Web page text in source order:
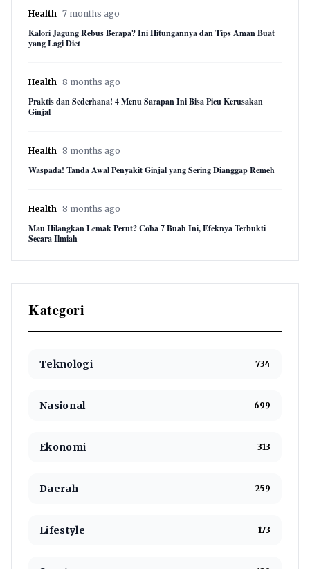
Health 7 months ago
Kalori Jagung Rebus Berapa? Ini Hitungannya dan Tips Aman Buat
yang Lagi Diet
Health 8 months ago
Praktis dan Sederhana! 4 Menu Sarapan Ini Bisa Picu Kerusakan
Ginjal
Health 8 months ago
Waspada! Tanda Awal Penyakit Ginjal yang Sering Dianggap Remeh
Health 8 months ago
Mau Hilangkan Lemak Perut? Coba 7 Buah Ini, Efeknya Terbukti
Secara Ilmiah
Kategori
Teknologi 734
Nasional 699
Ekonomi 313
Daerah 259
Lifestyle 173